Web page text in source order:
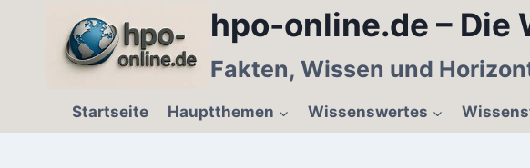
hpo-online.de – Die
Fakten, Wissen und
Startseite Hauptthemen Wissenswertes